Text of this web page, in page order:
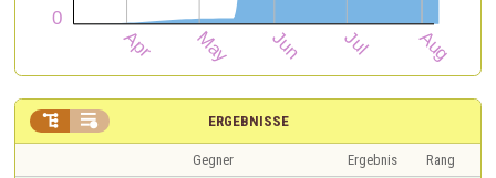
ERGEBNISSE
 
Gegner Ergebnis
Rang